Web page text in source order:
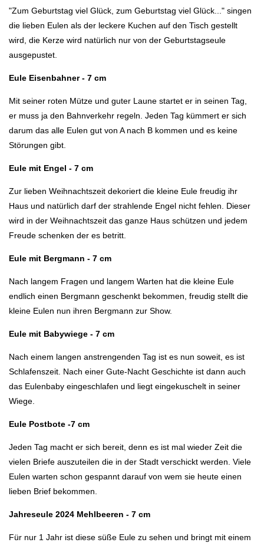
"Zum Geburtstag viel Glück, zum Geburtstag viel Glück..." singen
die lieben Eulen als der leckere Kuchen auf den Tisch gestellt
wird, die Kerze wird natürlich nur von der Geburtstagseule
ausgepustet.
Eule Eisenbahner - 7 cm
Mit seiner roten Mütze und guter Laune startet er in seinen Tag,
er muss ja den Bahnverkehr regeln. Jeden Tag kümmert er sich
darum das alle Eulen gut von A nach B kommen und es keine
Störungen gibt.
Eule mit Engel - 7 cm
Zur lieben Weihnachtszeit dekoriert die kleine Eule freudig ihr
Haus und natürlich darf der strahlende Engel nicht fehlen. Dieser
wird in der Weihnachtszeit das ganze Haus schützen und jedem
Freude schenken der es betritt.
Eule mit Bergmann - 7 cm
Nach langem Fragen und langem Warten hat die kleine Eule
endlich einen Bergmann geschenkt bekommen, freudig stellt die
kleine Eulen nun ihren Bergmann zur Show.
Eule mit Babywiege - 7 cm
Nach einem langen anstrengenden Tag ist es nun soweit, es ist
Schlafenszeit. Nach einer Gute-Nacht Geschichte ist dann auch
das Eulenbaby eingeschlafen und liegt eingekuschelt in seiner
Wiege.
Eule Postbote -7 cm
Jeden Tag macht er sich bereit, denn es ist mal wieder Zeit die
vielen Briefe auszuteilen die in der Stadt verschickt werden. Viele
Eulen warten schon gespannt darauf von wem sie heute einen
lieben Brief bekommen.
Jahreseule 2024 Mehlbeeren - 7 cm
Für nur 1 Jahr ist diese süße Eule zu sehen und bringt mit einem